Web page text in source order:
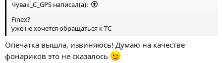
Чувак_С_GPS написал(а):
Finex?
уже не хочется обращаться к ТС
Опечатка вышла, извиняюсь! Думаю на качестве
фонариков это не сказалось